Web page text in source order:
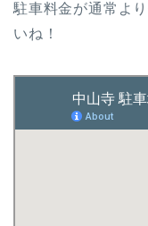
駐車料金が通常よ
いね！